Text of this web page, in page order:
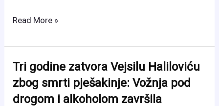
Vrhovni
FBiH
kaznu
od
19
Read More »
Tri godine zatvora Vejsilu Haliloviću
zbog smrti pješakinje: Vožnja pod
drogom i alkoholom završila